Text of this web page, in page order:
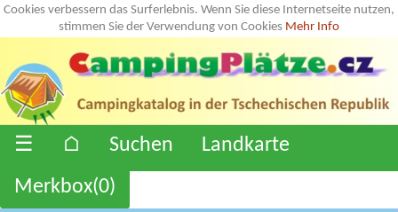
Cookies verbessern das Surferlebnis. Wenn Sie diese Internetseite nutzen,
stimmen Sie der Verwendung von Cookies Mehr Info
☰ ⌂ Suchen
Landkarte
Merkbox(0)